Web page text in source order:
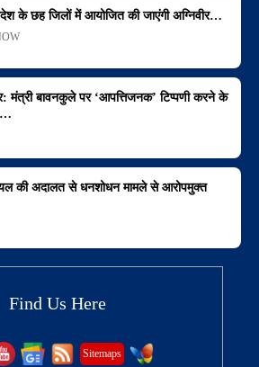
के छह जिलों में आयोजित की जाएंगी अग्निवीर…
मंत्री बावनकुले पर ‘आपत्तिजनक’ टिप्पणी करने के
की अदालत से धनशोधन मामले से आरोपमुक्त
Find Us Here
Sitemaps